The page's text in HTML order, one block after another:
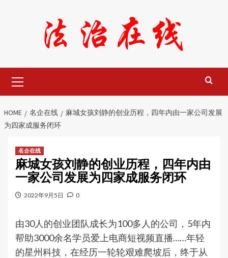
Menu
HOME 名企在线
麻城女孩刘静的创业历程，四年内由一家公司发展
为四家成服务闭环
名企在线
麻城女孩刘静的创业历程，四年内由
一家公司发展为四家成服务闭环
2022年9月5日 0
由30人的创业团队成长为100多人的公司，5年内
帮助3000余名学员爱上电商短视频直播……年轻
的星州科技，在经历一轮轮艰难爬坡后，终于从